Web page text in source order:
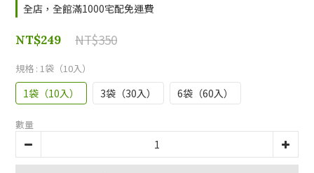
全店，全館滿1000宅配免運費
NT$350
NT$249
規格 : 1袋（10入）
1袋（10入） 3袋（30入） 6袋（60入）
數量